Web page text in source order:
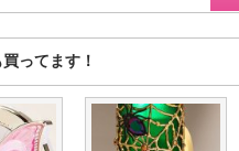
ってます！